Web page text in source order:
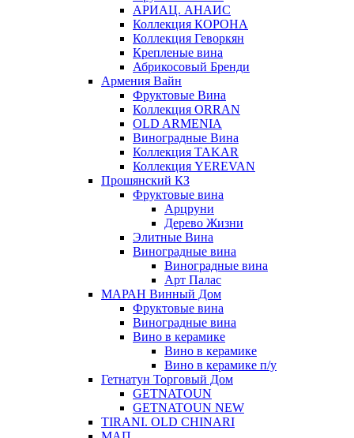
АРИАЦ. АНАИС
Коллекция КОРОНА
Коллекция Геворкян
Крепленые вина
Абрикосовый Бренди
Армения Вайн
Фруктовые Вина
Коллекция ORRAN
OLD ARMENIA
Виноградные Вина
Коллекция TAKAR
Коллекция YEREVAN
Прошянский КЗ
Фруктовые вина
Арцруни
Дерево Жизни
Элитные Вина
Виноградные вина
Виноградные вина
Арт Палас
МАРАН Винный Дом
Фруктовые вина
Виноградные вина
Вино в керамике
Вино в керамике
Вино в керамике п/у
Гетнатун Торговый Дом
GETNATOUN
GETNATOUN NEW
TIRANI. OLD CHINARI